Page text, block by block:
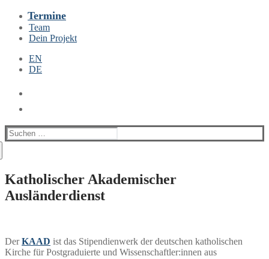
Termine
Team
Dein Projekt
EN
DE
Suchen
nach:
Katholischer Akademischer
Ausländerdienst
DerKAAD ist das Stipendienwerk der deutschen katholischen
Kirche für Postgraduierte und Wissenschaftler:innen aus